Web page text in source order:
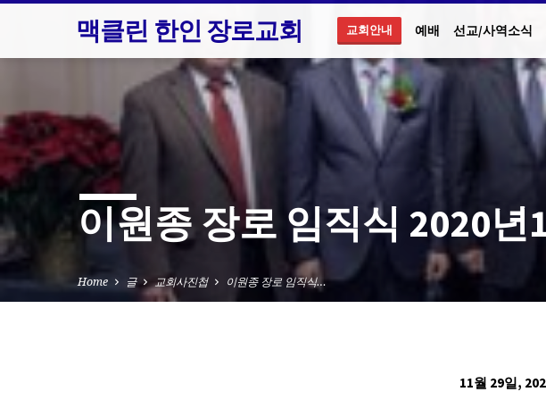
맥클린 한인 장로교회 교회안내 예배 선교/사역소식
이원종 장로 임직식 2020년
Home 글 교회사진첩 이원종 장로 임직식…
11월 29일,